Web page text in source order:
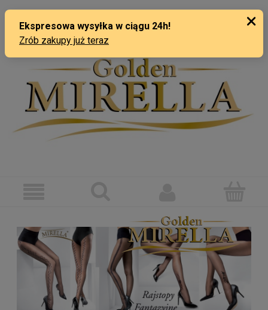
ZAREJESTRUJ SIĘ ZALOGUJ SIĘ